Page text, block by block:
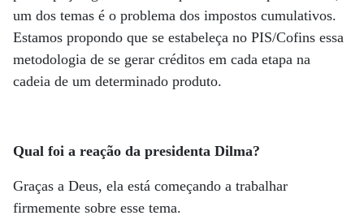
um dos temas é o problema dos impostos cumulativos.
Estamos propondo que se estabeleça no PIS/Cofins essa
metodologia de se gerar créditos em cada etapa na
cadeia de um determinado produto.
Qual foi a reação da presidenta Dilma?
Graças a Deus, ela está começando a trabalhar
firmemente sobre esse tema.